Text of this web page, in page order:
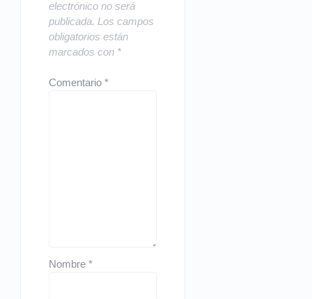
electrónico no será
publicada. Los campos
obligatorios están
marcados con *
Comentario*
Nombre*